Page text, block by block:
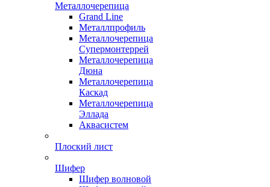
Металлочерепица
Grand Line
Металлпрофиль
Металлочерепица
Супермонтеррей
Металлочерепица
Дюна
Металлочерепица
Каскад
Металлочерепица
Эллада
Аквасистем
Плоский лист
Шифер
Шифер волновой